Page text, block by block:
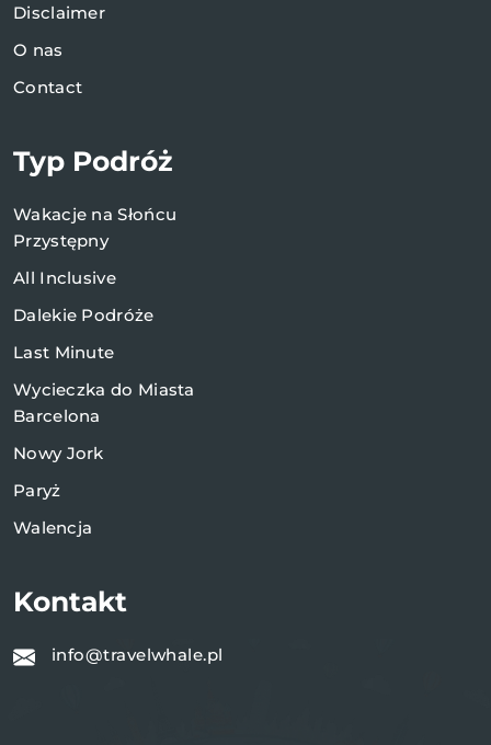
Disclaimer
O nas
Contact
Typ Podróż
Wakacje na Słońcu
Przystępny
All Inclusive
Dalekie Podróże
Last Minute
Wycieczka do Miasta
Barcelona
Nowy Jork
Paryż
Walencja
Kontakt
info@travelwhale.pl